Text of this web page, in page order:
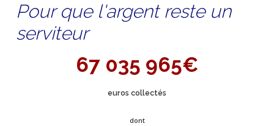
Pour que l'argent reste un
serviteur
67 035 965€
euros collectés
dont